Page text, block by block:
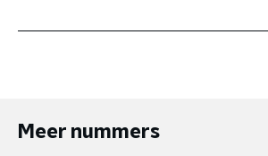
Meer nummers